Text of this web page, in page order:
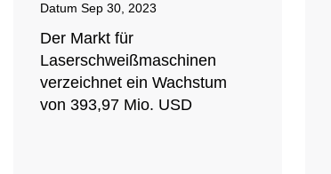
Datum Sep 30, 2023
Der Markt für
Laserschweißmaschinen
verzeichnet ein Wachstum
von 393,97 Mio. USD